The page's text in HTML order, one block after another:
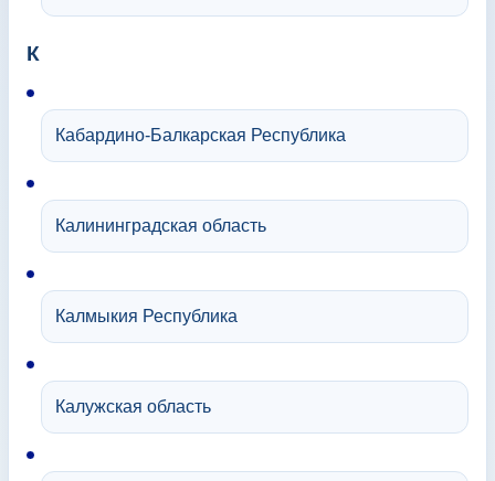
К
Кабардино-Балкарская Республика
Калининградская область
Калмыкия Республика
Калужская область